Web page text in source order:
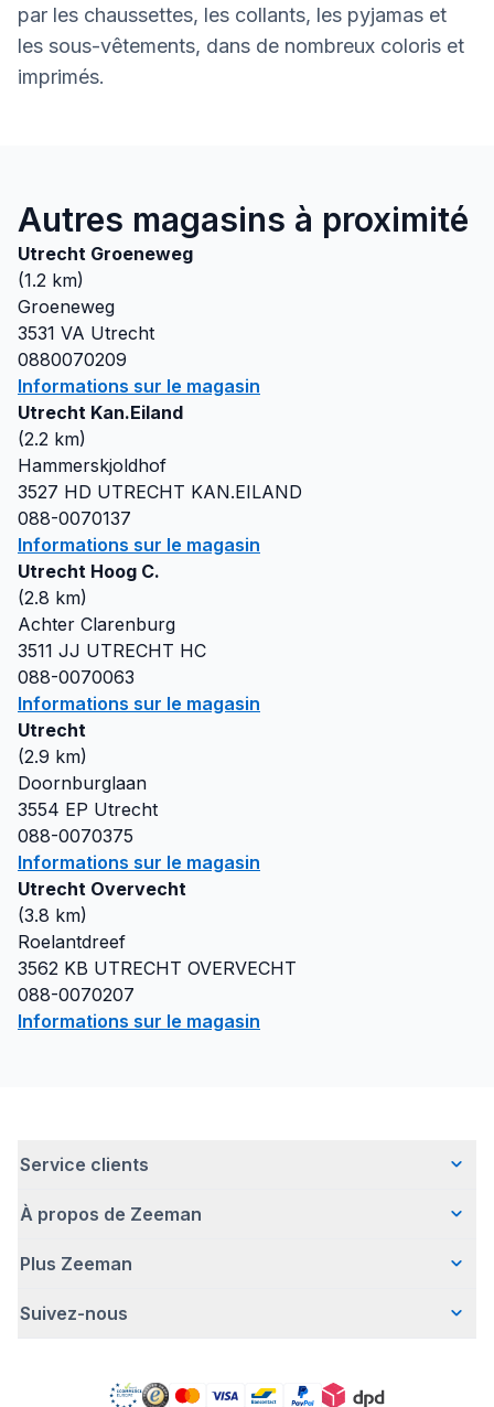
par les chaussettes, les collants, les pyjamas et
les sous-vêtements, dans de nombreux coloris et
imprimés.
Autres magasins à proximité
Utrecht Groeneweg
(1.2 km)
Groeneweg
3531 VA Utrecht
0880070209
Informations sur le magasin
Utrecht Kan.Eiland
(2.2 km)
Hammerskjoldhof
3527 HD UTRECHT KAN.EILAND
088-0070137
Informations sur le magasin
Utrecht Hoog C.
(2.8 km)
Achter Clarenburg
3511 JJ UTRECHT HC
088-0070063
Informations sur le magasin
Utrecht
(2.9 km)
Doornburglaan
3554 EP Utrecht
088-0070375
Informations sur le magasin
Utrecht Overvecht
(3.8 km)
Roelantdreef
3562 KB UTRECHT OVERVECHT
088-0070207
Informations sur le magasin
Service clients
Questions fréquentes
Livraison
Retour d'articles
À propos de Zeeman
Qui sommes-nous ?
Une entreprise responsable
Rapport annuel RSE
Plus Zeeman
Avertissement de sécurité
Nos campagnes
Suivez-nous